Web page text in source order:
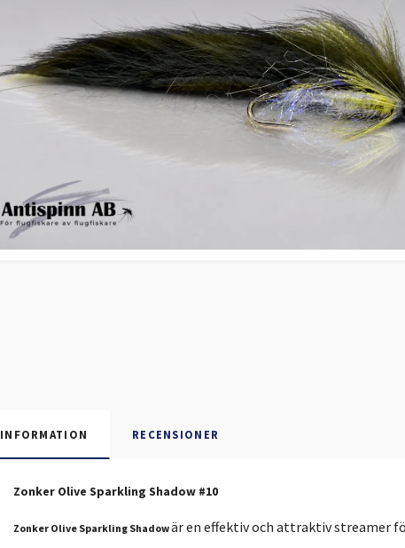
INFORMATION RECENSIONER
Zonker Olive Sparkling Shadow #10
Zonker Olive Sparkling Shadowär en effektiv och attraktiv streamer